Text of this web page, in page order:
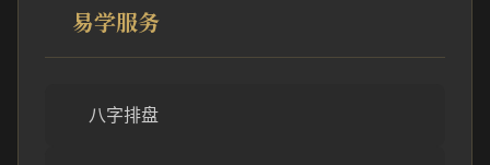
易学服务
八字排盘